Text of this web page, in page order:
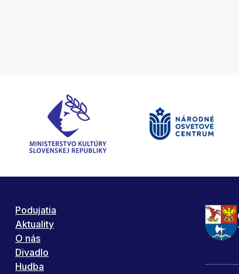
Podujatia
Aktuality
O nás
Divadlo
Hudba